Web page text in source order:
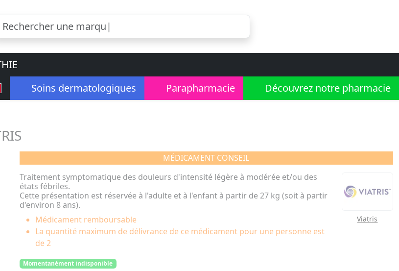
Soins dermatologiques
Parapharmacie Découvrez notre pharmacie
MÉDICAMENT CONSEIL
Traitement symptomatique des douleurs d'intensité légère à modérée et/ou des
états fébriles.
Cette présentation est réservée à l'adulte et à l'enfant à partir de 27 kg (soit à partir
d'environ 8 ans).
Médicament remboursable
La quantité maximum de délivrance de ce médicament pour une personne est
de 2
Momentanément indisponible
Viatris